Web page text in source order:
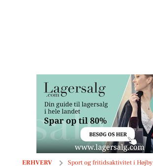
ERHVERV Sport og fritidsaktivitet i Højby
Kennel Morrow